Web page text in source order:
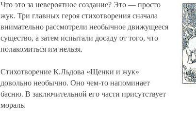
Что это за невероятное создание? Это — просто
жук. Три главных героя стихотворения сначала
внимательно рассмотрели необычное движущееся
существо, а затем испытали досаду от того, что
полакомиться им нельзя.
Стихотворение К.Льдова «Щенки и жук»
довольно необычно. Оно чем-то напоминает
басню. В заключительной его части присутствует
мораль.